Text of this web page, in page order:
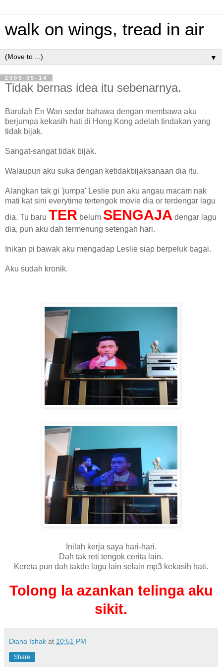
walk on wings, tread in air
▼
2009-05-14
Tidak bernas idea itu sebenarnya.
Barulah En Wan sedar bahawa dengan membawa aku
berjumpa kekasih hati di Hong Kong adelah tindakan yang
tidak bijak.
Sangat-sangat tidak bijak.
Walaupun aku suka dengan ketidakbijaksanaan dia itu.
Alangkan tak gi 'jumpa' Leslie pun aku angau macam nak
mati kat sini everytime tertengok movie dia or terdengar lagu
dia. Tu baru TER belum SENGAJA dengar lagu
dia, pun aku dah termenung setengah hari.
Inikan pi bawak aku mengadap Leslie siap berpeluk bagai.
Aku sudah kronik.
Inilah kerja saya hari-hari.
Dah tak reti tengok cerita lain.
Kereta pun dah takde lagu lain selain mp3 kekasih hati.
Tolong la azankan telinga aku
sikit.
Diana Ishak at 10:51 PM
Share